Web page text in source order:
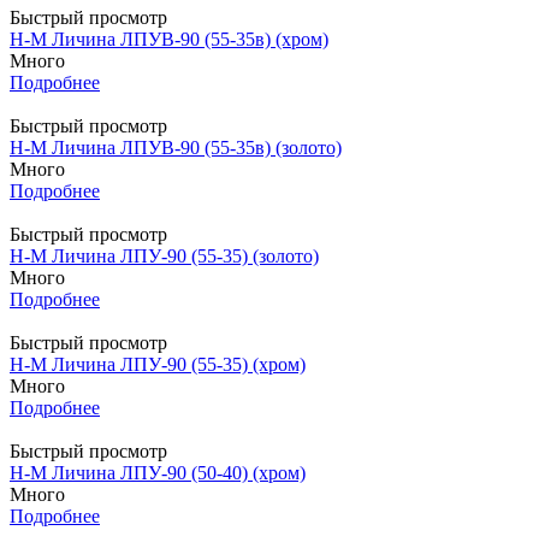
Быстрый просмотр
Н-М Личина ЛПУВ-90 (55-35в) (хром)
Много
Подробнее
Быстрый просмотр
Н-М Личина ЛПУВ-90 (55-35в) (золото)
Много
Подробнее
Быстрый просмотр
Н-М Личина ЛПУ-90 (55-35) (золото)
Много
Подробнее
Быстрый просмотр
Н-М Личина ЛПУ-90 (55-35) (хром)
Много
Подробнее
Быстрый просмотр
Н-М Личина ЛПУ-90 (50-40) (хром)
Много
Подробнее